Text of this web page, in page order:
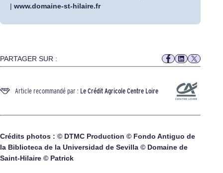
| www.domaine-st-hilaire.fr
PARTAGER SUR :
Article recommandé par : Le Crédit Agricole Centre Loire
Crédits photos : © DTMC Production © Fondo Antiguo de
la Biblioteca de la Universidad de Sevilla © Domaine de
Saint-Hilaire © Patrick